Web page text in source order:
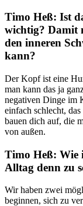
Timo Heß: Ist
wichtig? Damit
den inneren
kann?
Der Kopf ist eine
man kann das ja
negativen Dinge im
einfach schlecht,
bauen dich auf, die
von außen.
Timo Heß: Wie
Alltag denn zu
Wir haben zwei
beginnen, sich zu